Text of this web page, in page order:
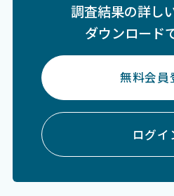
調査結果の詳し
ダウンロード
無料会員
ログイ